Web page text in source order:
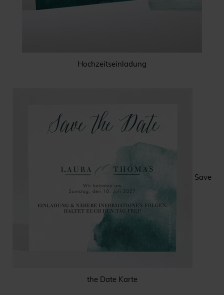
Hochzeitseinladung
Save
the Date Karte